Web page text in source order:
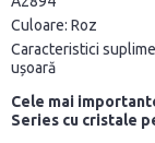
Culoare: Roz
Caracteristici
ușoară
Cele mai
Series cu cristale